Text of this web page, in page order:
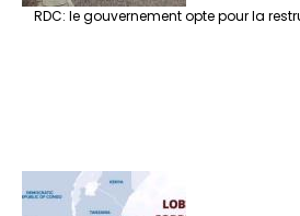
RDC: le gouvernement opte pour la